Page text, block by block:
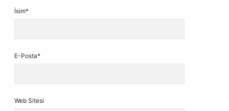
İsim*
E-Posta*
Web Sitesi